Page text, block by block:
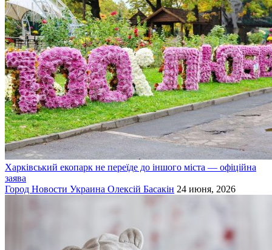
Харківський екопарк не переїде до іншого міста — офіційна
заява
Город Новости Украина Олексій Басакін 24 июня, 2026